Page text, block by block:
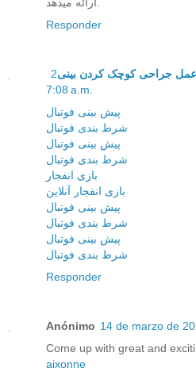
Responder
عمل جراحی کوچک کردن بینی2 de marzo de 2020 a las
7:08 a.m.
پیش بینی فوتبال
شرط بندی فوتبال
پیش بینی فوتبال
شرط بندی فوتبال
بازی انفجار
بازی انفجار آنلاین
پیش بینی فوتبال
شرط بندی فوتبال
پیش بینی فوتبال
شرط بندی فوتبال
Responder
Anónimo 14 de marzo de
Come up with great and
aixonne